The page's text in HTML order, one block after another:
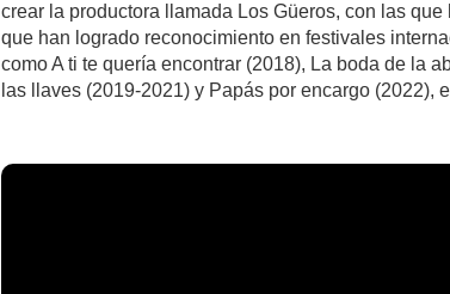
crear la productora llamada Los Güeros, con las
que han logrado reconocimiento en festivales
como A ti te quería encontrar (2018), La boda de la
las llaves (2019-2021) y Papás por encargo (2022),